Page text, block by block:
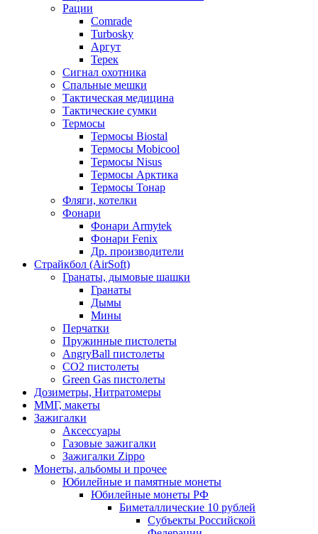
Рации
Comrade
Turbosky
Аргут
Терек
Сигнал охотника
Спальные мешки
Тактическая медицина
Тактические сумки
Термосы
Термосы Biostal
Термосы Mobicool
Термосы Nisus
Термосы Арктика
Термосы Тонар
Фляги, котелки
Фонари
Фонари Armytek
Фонари Fenix
Др. производители
Страйкбол (AirSoft)
Гранаты, дымовые шашки
Гранаты
Дымы
Мины
Перчатки
Пружинные пистолеты
AngryBall пистолеты
CO2 пистолеты
Green Gas пистолеты
Дозиметры, Нитратомеры
ММГ, макеты
Зажигалки
Аксессуары
Газовые зажигалки
Зажигалки Zippo
Монеты, альбомы и прочее
Юбилейные и памятные монеты
Юбилейные монеты РФ
Биметаллические 10 рублей
Субъекты Российской